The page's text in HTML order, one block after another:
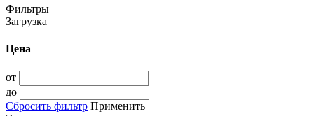
Фильтры
Загрузка
Цена
от
до
Сбросить фильтр Применить